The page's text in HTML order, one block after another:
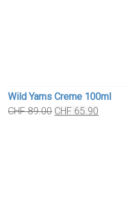
Wild Yams Creme 100ml
CHF89.00 Original
CHF 65.90